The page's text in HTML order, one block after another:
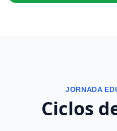
JORNADA
Ciclos